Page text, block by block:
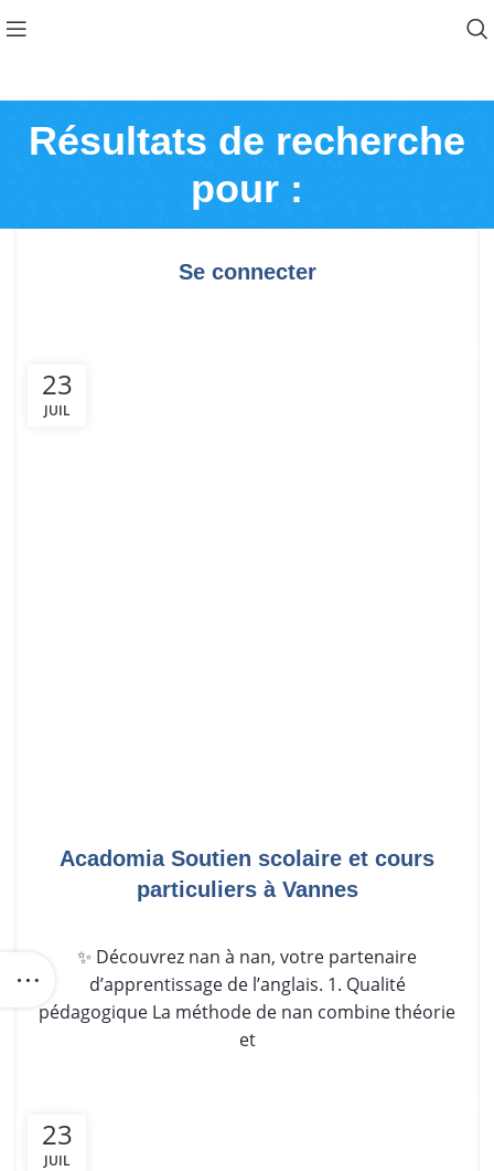
Résultats de recherche
pour :
Se connecter
23
JUIL
Acadomia Soutien scolaire et cours
particuliers à Vannes
✨ Découvrez nan à nan, votre partenaire
d’apprentissage de l’anglais. 1. Qualité
pédagogique La méthode de nan combine théorie
et
23
JUIL